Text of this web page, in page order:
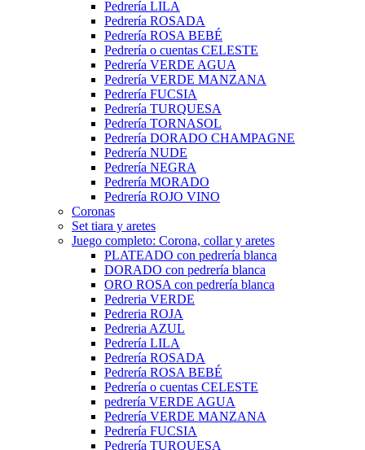
Pedrería LILA
Pedrería ROSADA
Pedrería ROSA BEBÉ
Pedrería o cuentas CELESTE
Pedrería VERDE AGUA
Pedrería VERDE MANZANA
Pedrería FUCSIA
Pedrería TURQUESA
Pedrería TORNASOL
Pedrería DORADO CHAMPAGNE
Pedrería NUDE
Pedrería NEGRA
Pedrería MORADO
Pedrería ROJO VINO
Coronas
Set tiara y aretes
Juego completo: Corona, collar y aretes
PLATEADO con pedrería blanca
DORADO con pedrería blanca
ORO ROSA con pedrería blanca
Pedreria VERDE
Pedreria ROJA
Pedreria AZUL
Pedrería LILA
Pedrería ROSADA
Pedrería ROSA BEBÉ
Pedrería o cuentas CELESTE
pedrería VERDE AGUA
Pedrería VERDE MANZANA
Pedrería FUCSIA
Pedrería TURQUESA